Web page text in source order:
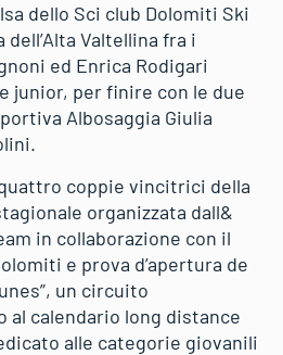
dello Sci club Dolomiti Ski
Valtellina fra i
ed Enrica Rodigari
junior, per finire con le due
Albosaggia Giulia
coppie vincitrici della
organizzata dall&
in collaborazione con il
e prova d’apertura de
un circuito
al calendario long distance
alle categorie giovanili